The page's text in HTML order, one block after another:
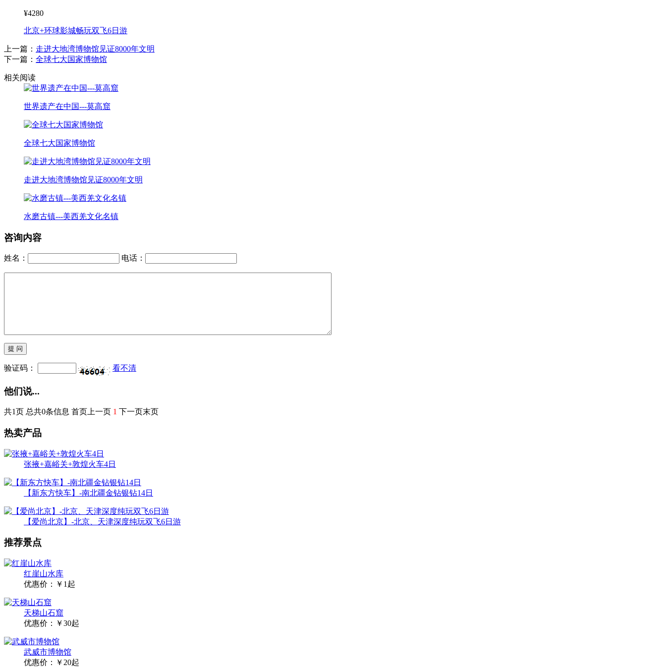
¥4280
北京+环球影城畅玩双飞6日游
上一篇： 走进大地湾博物馆见证8000年文明
下一篇： 全球七大国家博物馆
相关阅读
世界遗产在中国---莫高窟
全球七大国家博物馆
走进大地湾博物馆见证8000年文明
水磨古镇---美西羌文化名镇
咨询内容
姓名： 电话：
验证码： 看不清
他们说...
共1页 总共0条信息 首页上一页 1 下一页末页
热卖产品
张掖+嘉峪关+敦煌火车4日
【新东方快车】-南北疆金钻银钻14日
【爱尚北京】-北京、天津深度纯玩双飞6日游
推荐景点
红崖山水库
优惠价：￥1起
天梯山石窟
优惠价：￥30起
武威市博物馆
优惠价：￥20起